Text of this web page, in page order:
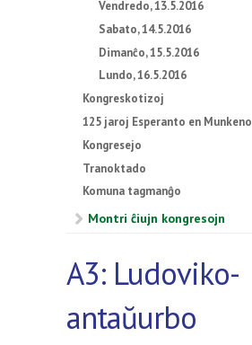
Vendredo, 13.5.2016
Sabato, 14.5.2016
Dimanĉo, 15.5.2016
Lundo, 16.5.2016
Kongreskotizoj
125 jaroj Esperanto en Munkeno
Kongresejo
Tranoktado
Komuna tagmanĝo
Montri ĉiujn kongresojn
A3: Ludoviko-
antaŭurbo